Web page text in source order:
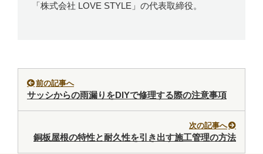
「株式会社 LOVE STYLE」の代表取締役。
前の記事へ
サッシからの雨漏りをDIYで修理する際の注意事項
次の記事へ
銅板屋根の特性と耐久性を引き出す施工管理の方法